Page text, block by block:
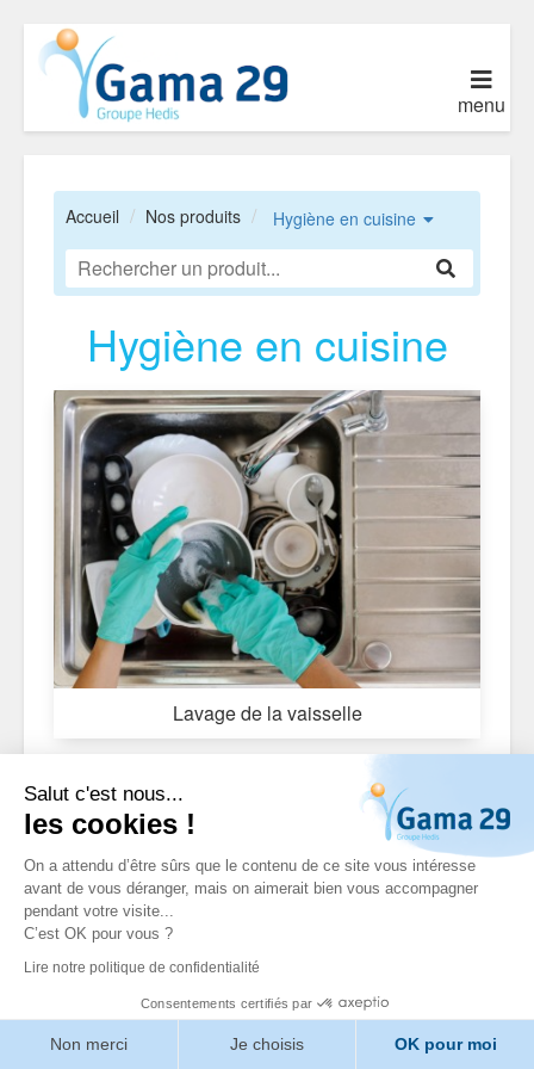
Salut c'est nous...
les cookies !
On a attendu d’être sûrs que le contenu de ce site vous intéresse
avant de vous déranger, mais on aimerait bien vous accompagner
pendant votre visite...
C’est OK pour vous ?
Lire notre politique de confidentialité
Consentements certifiés par
Non merci Je choisis OK pour moi
menu
Accueil Nos produits Hygiène en cuisine
Hygiène en cuisine
Lavage de la vaisselle